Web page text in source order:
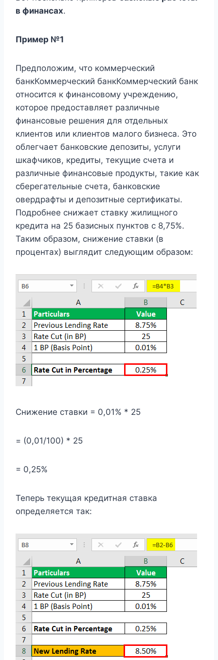
в финансах.
Пример №1
Предположим, что коммерческий
банкКоммерческий банкКоммерческий банк
относится к финансовому учреждению,
которое предоставляет различные
финансовые решения для отдельных
клиентов или клиентов малого бизнеса. Это
облегчает банковские депозиты, услуги
шкафчиков, кредиты, текущие счета и
различные финансовые продукты, такие как
сберегательные счета, банковские
овердрафты и депозитные сертификаты.
Подробнее снижает ставку жилищного
кредита на 25 базисных пунктов с 8,75%.
Таким образом, снижение ставки (в
процентах) выглядит следующим образом:
Снижение ставки = 0,01% * 25
= (0,01/100) * 25
= 0,25%
Теперь текущая кредитная ставка
определяется так: